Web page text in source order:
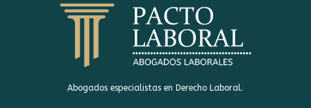
Abogados especialistas en Derecho Laboral.